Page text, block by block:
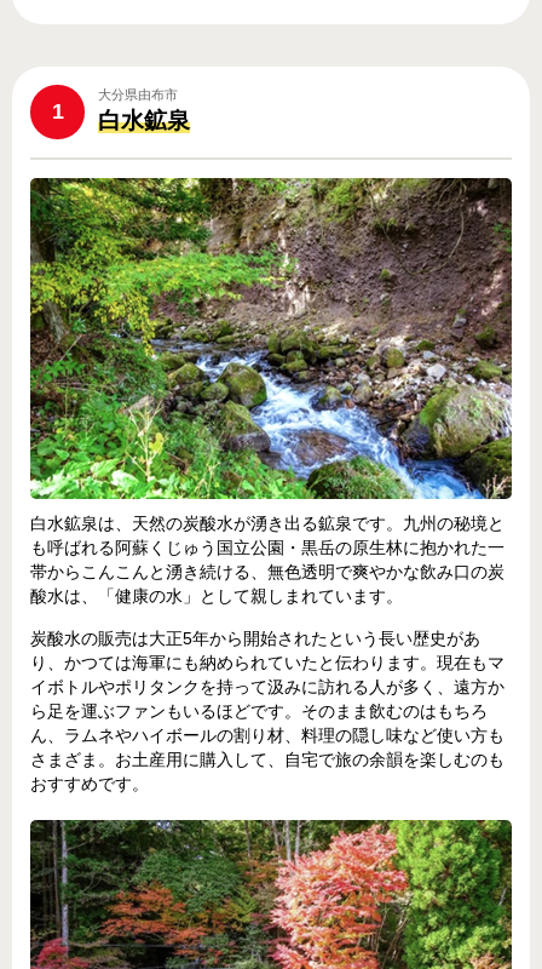
1
大分県由布市
白水鉱泉
白水鉱泉は、天然の炭酸水が湧き出る鉱泉です。九州の秘境と
も呼ばれる阿蘇くじゅう国立公園・黒岳の原生林に抱かれた一
帯からこんこんと湧き続ける、無色透明で爽やかな飲み口の炭
酸水は、「健康の水」として親しまれています。
炭酸水の販売は大正5年から開始されたという長い歴史があ
り、かつては海軍にも納められていたと伝わります。現在もマ
イボトルやポリタンクを持って汲みに訪れる人が多く、遠方か
ら足を運ぶファンもいるほどです。そのまま飲むのはもちろ
ん、ラムネやハイボールの割り材、料理の隠し味など使い方も
さまざま。お土産用に購入して、自宅で旅の余韻を楽しむのも
おすすめです。